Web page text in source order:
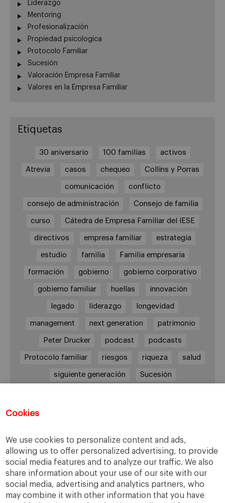
Cookies
We use cookies to personalize content and ads,
allowing us to offer personalized advertising, to provide
social media features and to analyze our traffic. We also
share information about your use of our site with our
social media, advertising and analytics partners, who
may combine it with other information that you have
Liderazgo
Mentoring
Profesionalización
Propiedad psicologica
Protocolo Familiar
Sucesión
Valoración Empresa Familiar
Valores en la Empresa Familiar
Etiquetas
30 aniversario 100 familias activos
Atrevia casos chequeo Collins y Porras
comunicación conflicto
consejo de administración Consejo de familia
curso Cátedra de Empresa Familiar del IESE
directivos empresa familiar estrategia
estudio familia Familia empresaria
formación gobierno gobierno corporativo
gobierno familiar huellas innovación
legado liderazgo longevidad
management next generation patrimonio
Peter Drucker podcast podcasts
Protocolo familiar riesgos riqueza salud
siguiente generación Sucesión
Enlaces
Cátedra de Empresa Familiar
IESE Insight